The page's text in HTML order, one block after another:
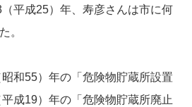
平成25）年、寿彦さんは市に何
。
和55）年の「危険物貯蔵所設置
成19）年の「危険物貯蔵所廃止